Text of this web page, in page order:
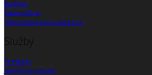
Ruština
Španielčina
Slovenčina pre cudzincov
Služby
Preklady
Jazykové pobyty